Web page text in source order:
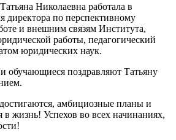
Николаевна работала в
директора по перспективному
и внешним связям Института,
работы, педагогический
юридических наук.
обучающиеся поздравляют Татьяну
амбициозные планы и
в жизнь! Успехов во всех начинаниях,